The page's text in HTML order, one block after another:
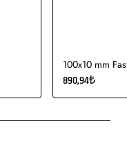
100x10 mm
890,94₺